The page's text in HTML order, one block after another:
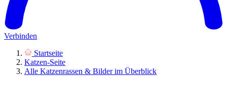
Verbinden
Startseite
Katzen-Seite
Alle Katzenrassen & Bilder im Überblick